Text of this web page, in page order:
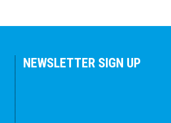
NEWSLETTER SIGN UP